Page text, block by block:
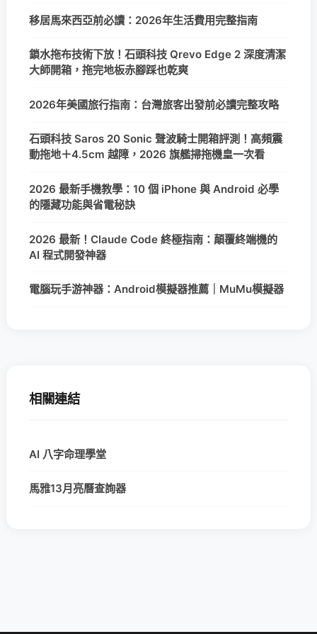
移居馬來西亞前必讀：2026年生活費用完整指南
鎖水拖布技術下放！石頭科技 Qrevo Edge 2 深度清潔
大師開箱，拖完地板赤腳踩也乾爽
2026年美國旅行指南：台灣旅客出發前必讀完整攻略
石頭科技 Saros 20 Sonic 聲波騎士開箱評測！高頻震
動拖地＋4.5cm 越障，2026 旗艦掃拖機皇一次看
2026 最新手機教學：10 個 iPhone 與 Android 必學
的隱藏功能與省電秘訣
2026 最新！Claude Code 終極指南：顛覆終端機的
AI 程式開發神器
電腦玩手游神器：Android模擬器推薦｜MuMu模擬器
相關連結
AI 八字命理學堂
馬雅13月亮曆查詢器